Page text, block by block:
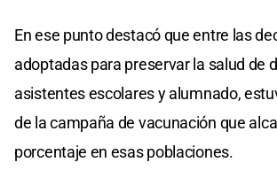
En ese punto destacó que entre las
adoptadas para preservar la salud de
asistentes escolares y alumnado,
de la campaña de vacunación que
porcentaje en esas poblaciones.